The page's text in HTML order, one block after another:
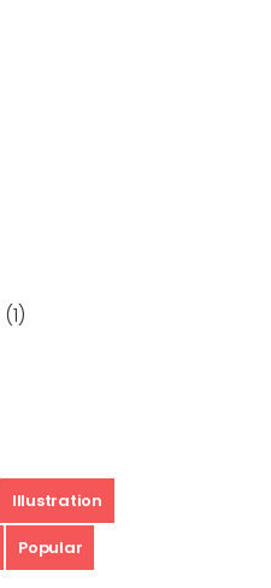
(1)
Illustration
Popular